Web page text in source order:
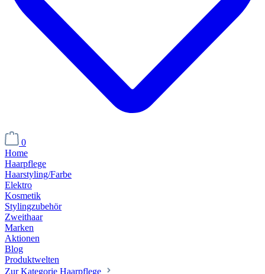
0
Home
Haarpflege
Haarstyling/Farbe
Elektro
Kosmetik
Stylingzubehör
Zweithaar
Marken
Aktionen
Blog
Produktwelten
Zur Kategorie Haarpflege